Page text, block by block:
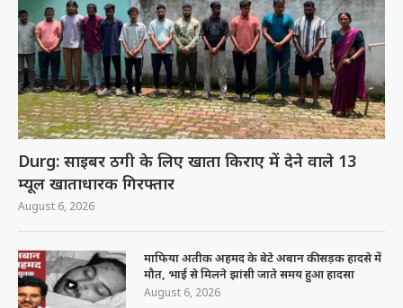
Durg: साइबर ठगी के लिए खाता किराए में देने वाले 13
म्यूल खाताधारक गिरफ्तार
August 6, 2026
माफिया अतीक अहमद के बेटे अबान की सड़क हादसे में
मौत, भाई से मिलने झांसी जाते समय हुआ हादसा
August 6, 2026